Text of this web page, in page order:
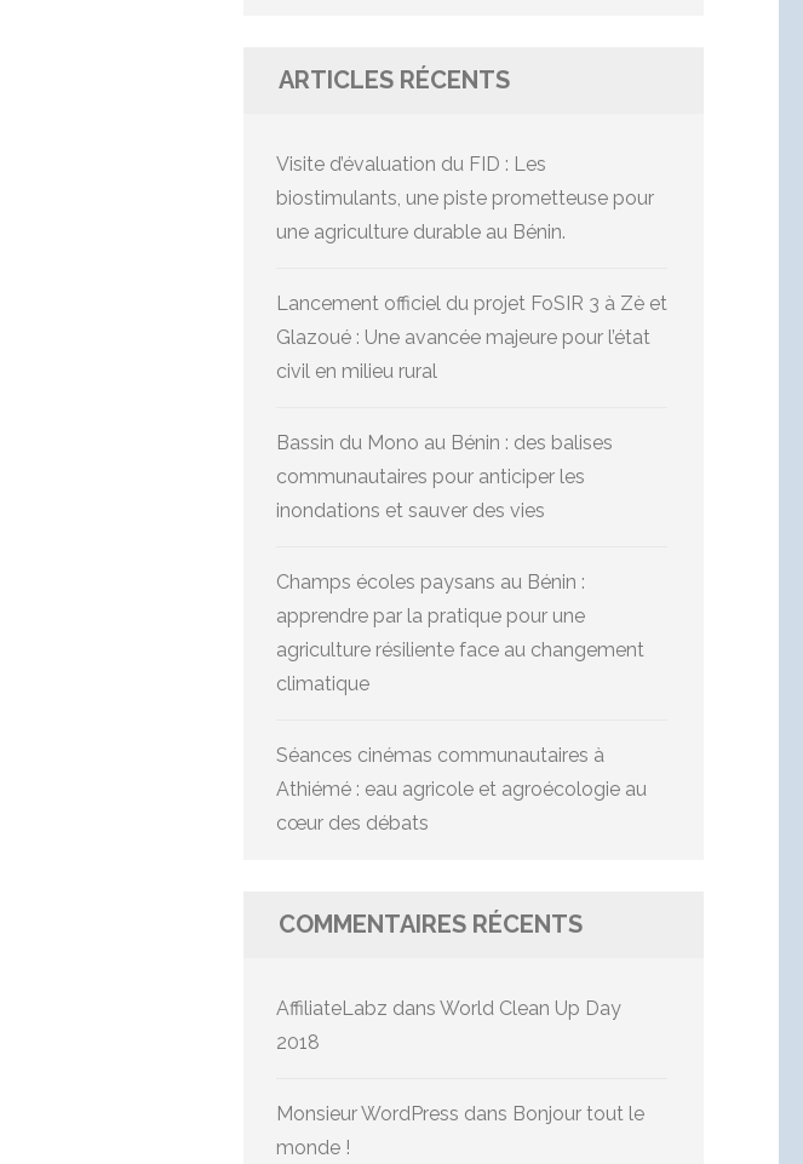
ARTICLES RÉCENTS
Visite d’évaluation du FID : Les
biostimulants, une piste prometteuse pour
une agriculture durable au Bénin.
Lancement officiel du projet FoSIR 3 à Zè et
Glazoué : Une avancée majeure pour l’état
civil en milieu rural
Bassin du Mono au Bénin : des balises
communautaires pour anticiper les
inondations et sauver des vies
Champs écoles paysans au Bénin :
apprendre par la pratique pour une
agriculture résiliente face au changement
climatique
Séances cinémas communautaires à
Athiémé : eau agricole et agroécologie au
cœur des débats
COMMENTAIRES RÉCENTS
AffiliateLabz dans World Clean Up Day
2018
Monsieur WordPress dans Bonjour tout le
monde !